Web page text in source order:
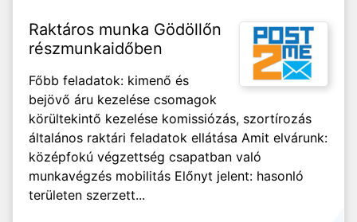
Raktáros munka Gödöllőn
részmunkaidőben
Főbb feladatok: kimenő és
bejövő áru kezelése csomagok
körültekintő kezelése komissiózás, szortírozás
általános raktári feladatok ellátása Amit elvárunk:
középfokú végzettség csapatban való
munkavégzés mobilitás Előnyt jelent: hasonló
területen szerzett...